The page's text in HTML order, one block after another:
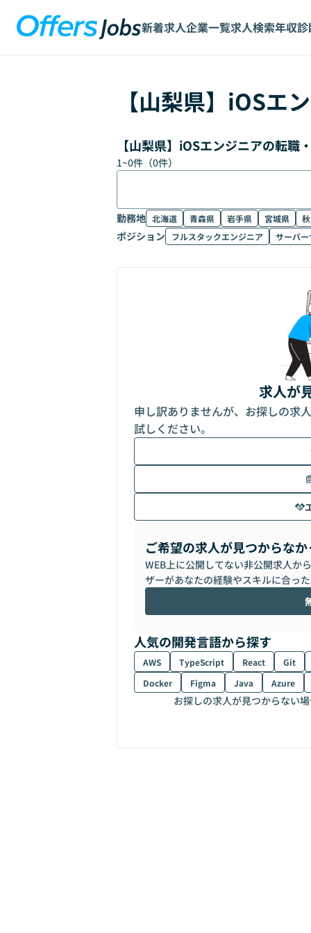
新着求人企業一覧求人検索年収
【山梨県】 iOSエ
【山梨県】iOSエンジニアの転職
1~0件（0件）
勤務地 北海道 青森県 岩手県 宮城県
ポジション フルスタックエンジニア サーバ
求人が
申し訳ありませんが、お探しの求
試しください。
ご希望の求人が見つからな
WEB上に公開してない非公開求人か
ザーがあなたの経験やスキルに合っ
人気の開発言語から探す
AWS TypeScript React
Git
Docker
Figma Java Azure
お探しの求人が見つからない